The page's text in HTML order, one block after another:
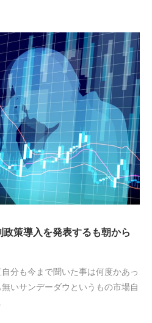
策導入を発表するも朝から
分も今まで聞いた事は何度かあっ
いサンデーダウというもの市場自